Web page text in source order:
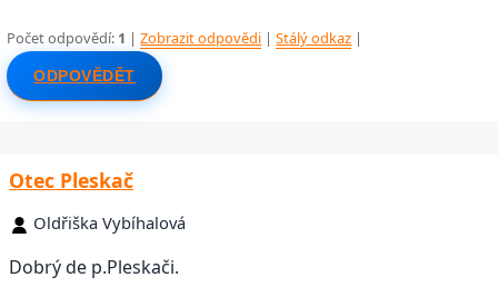
Počet odpovědí: 1 |Zobrazit odpovědi |Stálý odkaz |
ODPOVĚDĚT
Otec Pleskač
Oldřiška Vybíhalová
Dobrý de p.Pleskači.